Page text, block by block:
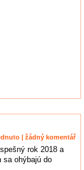
| žádný komentář
rok 2018 a
sa ohýbajú do